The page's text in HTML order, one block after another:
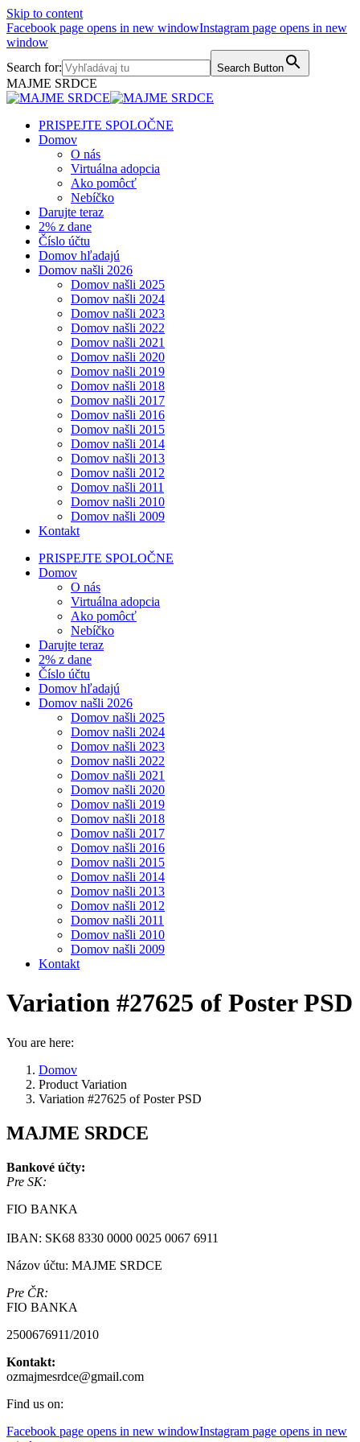
Skip to content
Facebook page opens in new windowInstagram page opens in new
window
Search for:
Search Button
MAJME SRDCE
PRISPEJTE SPOLOČNE
Domov
O nás
Virtuálna adopcia
Ako pomôcť
Nebíčko
Darujte teraz
2% z dane
Číslo účtu
Domov hľadajú
Domov našli 2026
Domov našli 2025
Domov našli 2024
Domov našli 2023
Domov našli 2022
Domov našli 2021
Domov našli 2020
Domov našli 2019
Domov našli 2018
Domov našli 2017
Domov našli 2016
Domov našli 2015
Domov našli 2014
Domov našli 2013
Domov našli 2012
Domov našli 2011
Domov našli 2010
Domov našli 2009
Kontakt
PRISPEJTE SPOLOČNE
Domov
O nás
Virtuálna adopcia
Ako pomôcť
Nebíčko
Darujte teraz
2% z dane
Číslo účtu
Domov hľadajú
Domov našli 2026
Domov našli 2025
Domov našli 2024
Domov našli 2023
Domov našli 2022
Domov našli 2021
Domov našli 2020
Domov našli 2019
Domov našli 2018
Domov našli 2017
Domov našli 2016
Domov našli 2015
Domov našli 2014
Domov našli 2013
Domov našli 2012
Domov našli 2011
Domov našli 2010
Domov našli 2009
Kontakt
Variation #27625 of Poster PSD
You are here:
Domov
Product Variation
Variation #27625 of Poster PSD
MAJME SRDCE
Bankové účty:
Pre SK:
FIO BANKA
IBAN: SK68 8330 0000 0025 0067 6911
Názov účtu: MAJME SRDCE
Pre ČR:
FIO BANKA
2500676911/2010
Kontakt:
ozmajmesrdce@gmail.com
Find us on:
Facebook page opens in new windowInstagram page opens in new